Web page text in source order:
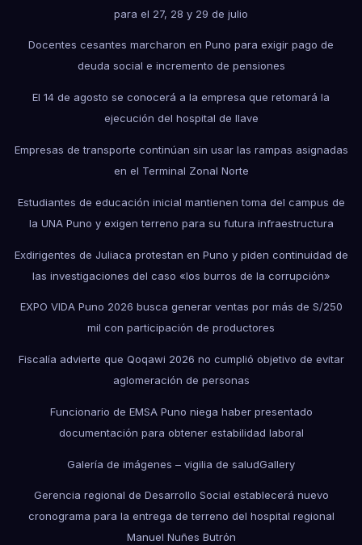
para el 27, 28 y 29 de julio
Docentes cesantes marcharon en Puno para exigir pago de
deuda social e incremento de pensiones
El 14 de agosto se conocerá a la empresa que retomará la
ejecución del hospital de Ilave
Empresas de transporte continúan sin usar las rampas asignadas
en el Terminal Zonal Norte
Estudiantes de educación inicial mantienen toma del campus de
la UNA Puno y exigen terreno para su futura infraestructura
Exdirigentes de Juliaca protestan en Puno y piden continuidad de
las investigaciones del caso «los burros de la corrupción»
EXPO VIDA Puno 2026 busca generar ventas por más de S/250
mil con participación de productores
Fiscalía advierte que Qoqawi 2026 no cumplió objetivo de evitar
aglomeración de personas
Funcionario de EMSA Puno niega haber presentado
documentación para obtener estabilidad laboral
Galería de imágenes – vigilia de saludGallery
Gerencia regional de Desarrollo Social establecerá nuevo
cronograma para la entrega de terreno del hospital regional
Manuel Nuñes Butrón